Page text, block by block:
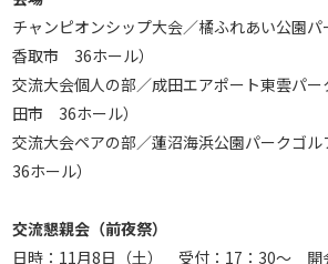
チャンピオンシップ大会／橘ふれあい公園
香取市 36ホール）
交流大会個人の部／成田エアポート東雲パ
田市 36ホール）
交流大会ペアの部／蓮沼海浜公園パークゴ
36ホール）
交流懇親会（前夜祭）
日時：11月8日（土） 受付：17：30～ 開